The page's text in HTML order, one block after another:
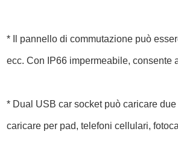
* Il pannello di commutazione può
ecc. Con IP66 impermeabile, consente
* Dual USB car socket può caricare
caricare per pad, telefoni cellulari,